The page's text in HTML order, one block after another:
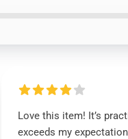
Love this item! It’s
exceeds my